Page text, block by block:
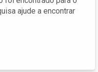
ajude a encontrar